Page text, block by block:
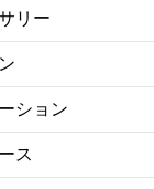
リー
ション
ス